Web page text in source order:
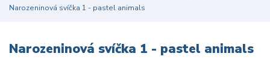
Narozeninová svíčka 1 - pastel animals
Narozeninová svíčka 1 - pastel animals